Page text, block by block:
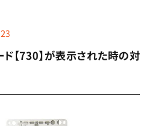
【730】が表示された時の対